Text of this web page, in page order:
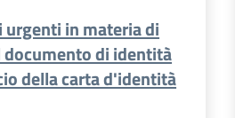
urgenti in materia di
di identità
della carta d'identità